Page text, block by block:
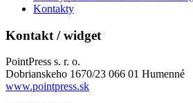
Kontakty
Kontakt / widget
PointPress s. r. o.
Dobrianskeho 1670/23 066 01 Humenné
www.pointpress.sk